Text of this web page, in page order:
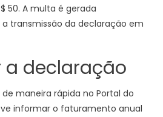
50. A multa é gerada
transmissão da declaração em
a declaração
de maneira rápida no Portal do
informar o faturamento anual